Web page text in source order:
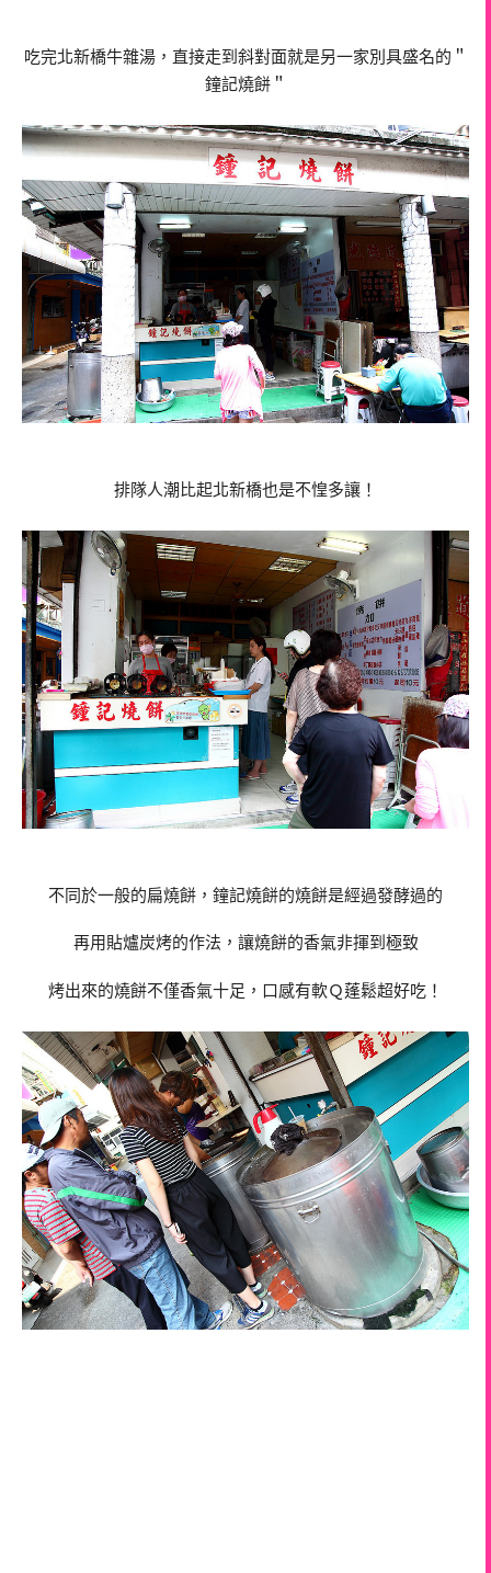
吃完北新橋牛雜湯，直接走到斜對面就是另一家別具盛名的＂
鐘記燒餅＂
排隊人潮比起北新橋也是不惶多讓！
不同於一般的扁燒餅，鐘記燒餅的燒餅是經過發酵過的
再用貼爐炭烤的作法，讓燒餅的香氣非揮到極致
烤出來的燒餅不僅香氣十足，口感有軟Ｑ蓬鬆超好吃！